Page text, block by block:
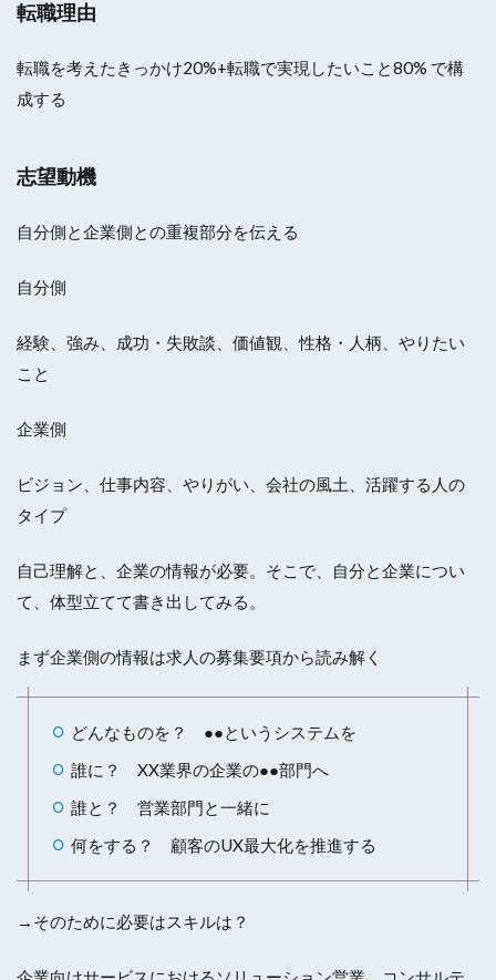
転職理由
転職を考えたきっかけ20%+転職で実現したいこと80% で構
成する
志望動機
自分側と企業側との重複部分を伝える
自分側
経験、強み、成功・失敗談、価値観、性格・人柄、やりたい
こと
企業側
ビジョン、仕事内容、やりがい、会社の風土、活躍する人の
タイプ
自己理解と、企業の情報が必要。そこで、自分と企業につい
て、体型立てて書き出してみる。
まず企業側の情報は求人の募集要項から読み解く
どんなものを？
●●というシステムを
誰に？
XX業界の企業の●●部門へ
誰と？
営業部門と一緒に
何をする？
顧客のUX最大化を推進する
→そのために必要はスキルは？